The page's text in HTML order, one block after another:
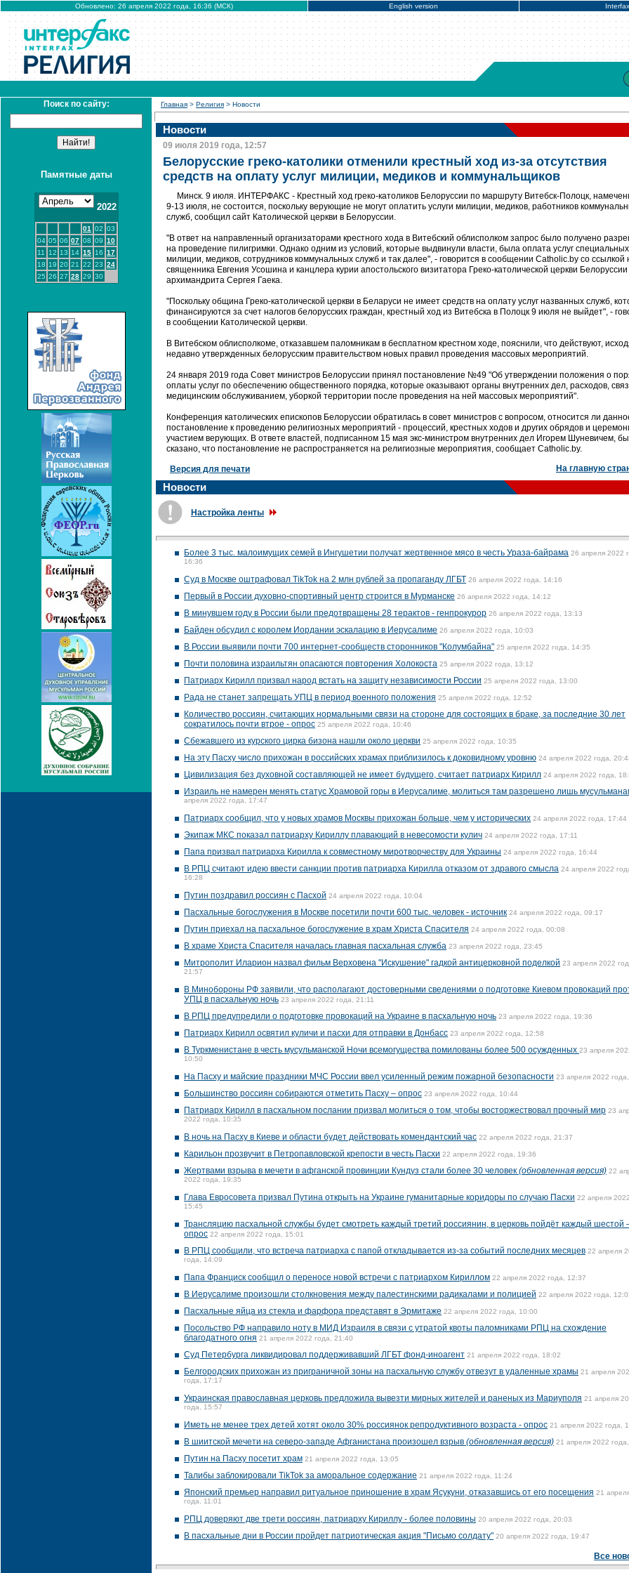
Обновлено: 26 апреля 2022 года, 16:36 (МСК) English version
Поиск по сайту:
Памятные даты
2022
01 02 03
04 05 06 07 08 09 10
11
12 13 14 15 16 17
18 19 20 21 22 23 24
25 26 27 28 29 30
Главная > Религия > Новости
Новости
09 июля 2019 года, 12:57
Белорусские греко-католики отменили крестный ход из-за отсутствия
средств на оплату услуг милиции, медиков и коммунальщиков
Минск. 9 июля. ИНТЕРФАКС - Крестный ход греко-католиков Белоруссии по маршруту Витебск-Полоцк,
9-13 июля, не состоится, поскольку верующие не могут оплатить услуги милиции, медиков, работников
служб, сообщил сайт Католической церкви в Белоруссии.
"В ответ на направленный организаторами крестного хода в Витебский облисполком запрос было получено
на проведение пилигримки. Однако одним из условий, которые выдвинули власти, была оплата услуг
милиции, медиков, сотрудников коммунальных служб и так далее", - говорится в сообщении Catholic.by со ссылкой
священника Евгения Усошина и канцлера курии апостольского визитатора Греко-католической церкви Белоруссии
архимандрита Сергея Гаека.
"Поскольку община Греко-католической церкви в Беларуси не имеет средств на оплату услуг названных служб,
финансируются за счет налогов белорусских граждан, крестный ход из Витебска в Полоцк 9 июля не выйдет", -
в сообщении Католической церкви.
В Витебском облисполкоме, отказавшем паломникам в бесплатном крестном ходе, пояснили, что действуют,
недавно утвержденных белорусским правительством новых правил проведения массовых мероприятий.
24 января 2019 года Совет министров Белоруссии принял постановление №49 "Об утверждении положения о
оплаты услуг по обеспечению общественного порядка, которые оказывают органы внутренних дел, расходов,
медицинским обслуживанием, уборкой территории после проведения на ней массовых мероприятий".
Конференция католических епископов Белоруссии обратилась в совет министров с вопросом, относится ли
постановление к проведению религиозных мероприятий - процессий, крестных ходов и других обрядов и
участием верующих. В ответе властей, подписанном 15 мая экс-министром внутренних дел Игорем Шуневичем,
сказано, что постановление не распространяется на религиозные мероприятия, сообщает Catholic.by.
Версия для печати На главную
Новости
Настройка ленты
Более 3 тыс. малоимущих семей в Ингушетии получат жертвенное мясо в честь Ураза-байрама 26 апреля 2022
16:36
Суд в Москве оштрафовал TikTok на 2 млн рублей за пропаганду ЛГБТ 26 апреля 2022 года, 14:16
Первый в России духовно-спортивный центр строится в Мурманске 26 апреля 2022 года, 14:12
В минувшем году в России были предотвращены 28 терактов - генпрокурор 26 апреля 2022 года, 13:13
Байден обсудил с королем Иордании эскалацию в Иерусалиме 26 апреля 2022 года, 10:03
В России выявили почти 700 интернет-сообществ сторонников "Колумбайна" 25 апреля 2022 года, 14:35
Почти половина израильтян опасаются повторения Холокоста 25 апреля 2022 года, 13:12
Патриарх Кирилл призвал народ встать на защиту независимости России 25 апреля 2022 года, 13:00
Рада не станет запрещать УПЦ в период военного положения 25 апреля 2022 года, 12:52
Количество россиян, считающих нормальными связи на стороне для состоящих в браке, за последние 30 лет
сократилось почти втрое - опрос 25 апреля 2022 года, 10:46
Сбежавшего из курского цирка бизона нашли около церкви 25 апреля 2022 года, 10:35
На эту Пасху число прихожан в российских храмах приблизилось к доковидному уровню 24 апреля 2022 года,
Цивилизация без духовной составляющей не имеет будущего, считает патриарх Кирилл 24 апреля 2022 года,
Израиль не намерен менять статус Храмовой горы в Иерусалиме, молиться там разрешено лишь
апреля 2022 года, 17:47
Патриарх сообщил, что у новых храмов Москвы прихожан больше, чем у исторических 24 апреля 2022 года, 17:44
Экипаж МКС показал патриарху Кириллу плавающий в невесомости кулич 24 апреля 2022 года, 17:11
Папа призвал патриарха Кирилла к совместному миротворчеству для Украины 24 апреля 2022 года, 16:44
В РПЦ считают идею ввести санкции против патриарха Кирилла отказом от здравого смысла 24 апреля 2022
16:28
Путин поздравил россиян с Пасхой 24 апреля 2022 года, 10:04
Пасхальные богослужения в Москве посетили почти 600 тыс. человек - источник 24 апреля 2022 года, 09:17
Путин приехал на пасхальное богослужение в храм Христа Спасителя 24 апреля 2022 года, 00:08
В храме Христа Спасителя началась главная пасхальная служба 23 апреля 2022 года, 23:45
Митрополит Иларион назвал фильм Верховена "Искушение" гадкой антицерковной поделкой 23 апреля 2022
21:57
В Минобороны РФ заявили, что располагают достоверными сведениями о подготовке Киевом провокаций
УПЦ в пасхальную ночь 23 апреля 2022 года, 21:11
В РПЦ предупредили о подготовке провокаций на Украине в пасхальную ночь 23 апреля 2022 года, 19:36
Патриарх Кирилл освятил куличи и пасхи для отправки в Донбасс 23 апреля 2022 года, 12:58
В Туркменистане в честь мусульманской Ночи всемогущества помилованы более 500 осужденных 23 апреля
10:50
На Пасху и майские праздники МЧС России ввел усиленный режим пожарной безопасности 23 апреля 2022
Большинство россиян собираются отметить Пасху – опрос 23 апреля 2022 года, 10:44
Патриарх Кирилл в пасхальном послании призвал молиться о том, чтобы восторжествовал прочный мир 23
2022 года, 10:35
В ночь на Пасху в Киеве и области будет действовать комендантский час 22 апреля 2022 года, 21:37
Карильон прозвучит в Петропавловской крепости в честь Пасхи 22 апреля 2022 года, 19:36
Жертвами взрыва в мечети в афганской провинции Кундуз стали более 30 человек (обновленная версия) 22
2022 года, 19:35
Глава Евросовета призвал Путина открыть на Украине гуманитарные коридоры по случаю Пасхи 22 апреля
15:45
Трансляцию пасхальной службы будет смотреть каждый третий россиянин, в церковь пойдёт каждый шестой
опрос 22 апреля 2022 года, 15:01
В РПЦ сообщили, что встреча патриарха с папой откладывается из-за событий последних месяцев 22 апреля
года, 14:09
Папа Франциск сообщил о переносе новой встречи с патриархом Кириллом 22 апреля 2022 года, 12:37
В Иерусалиме произошли столкновения между палестинскими радикалами и полицией 22 апреля 2022 года,
Пасхальные яйца из стекла и фарфора представят в Эрмитаже 22 апреля 2022 года, 10:00
Посольство РФ направило ноту в МИД Израиля в связи с утратой квоты паломниками РПЦ на схождение
благодатного огня 21 апреля 2022 года, 21:40
Суд Петербурга ликвидировал поддерживавший ЛГБТ фонд-иноагент 21 апреля 2022 года, 18:02
Белгородских прихожан из приграничной зоны на пасхальную службу отвезут в удаленные храмы 21 апреля
года, 17:17
Украинская православная церковь предложила вывезти мирных жителей и раненых из Мариуполя 21 апреля
года, 15:57
Иметь не менее трех детей хотят около 30% россиянок репродуктивного возраста - опрос 21 апреля 2022 года,
В шиитской мечети на северо-западе Афганистана произошел взрыв (обновленная версия) 21 апреля 2022
Путин на Пасху посетит храм 21 апреля 2022 года, 13:05
Талибы заблокировали TikTok за аморальное содержание 21 апреля 2022 года, 11:24
Японский премьер направил ритуальное приношение в храм Ясукуни, отказавшись от его посещения 21
года, 11:01
РПЦ доверяют две трети россиян, патриарху Кириллу - более половины 20 апреля 2022 года, 20:03
В пасхальные дни в России пройдет патриотическая акция "Письмо солдату" 20 апреля 2022 года, 19:47
Все